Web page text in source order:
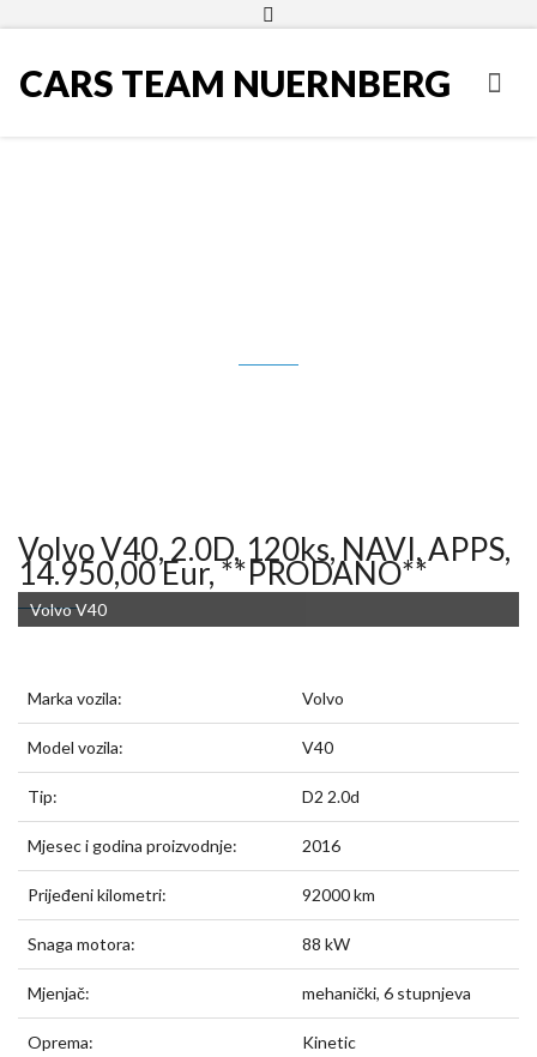
CARS TEAM NUERNBERG
Volvo V40, 2.0D, 120ks, NAVI, APPS,
14.950,00 Eur, **PRODANO**
Volvo V40
Marka vozila: Volvo
Model vozila: V40
Tip: D2 2.0d
Mjesec i godina proizvodnje: 2016
Prijeđeni kilometri: 92000 km
Snaga motora: 88 kW
Mjenjač: mehanički, 6 stupnjeva
Oprema: Kinetic